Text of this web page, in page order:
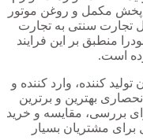
پخش مکمل و روغن موتور
تجارت سنتی به تجارت
منطبق بر این فرایند
است.
کننده، وارد کننده و
داشتن ۱۰ نمایندگی انحصاری بهترین و برترین
بررسی، مقایسه و خرید
برای مشتریان بسیار